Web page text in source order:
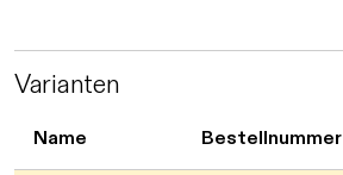
Varianten
Name Bestellnummer